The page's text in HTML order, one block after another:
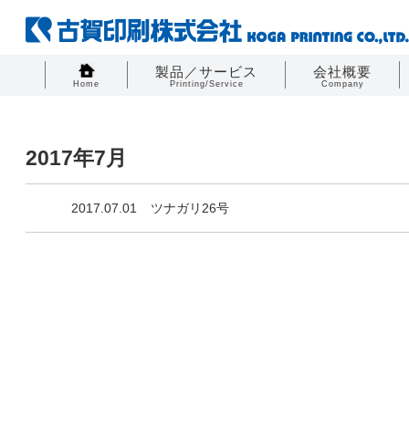
Home
製品／サービス
Printing/Service
会社概要
Company
2017年7月
2017.07.01 ツナガリ26号